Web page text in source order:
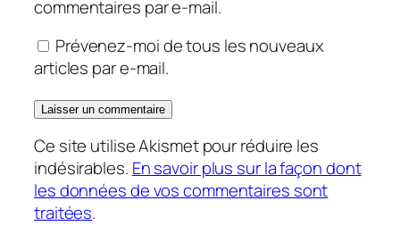
commentaires par e-mail.
Prévenez-moi de tous les nouveaux
articles par e-mail.
Ce site utilise Akismet pour réduire les
indésirables. En savoir plus sur la façon dont
les données de vos commentaires sont
traitées.